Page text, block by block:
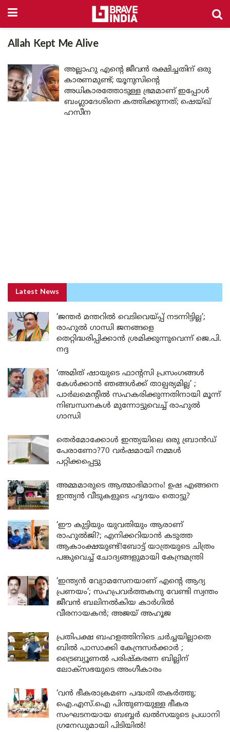
Allah Kept Me Alive
അല്ലാഹു എന്റെ ജീവൻ രക്ഷിച്ചതിന് ഒരു
കാരണമുണ്ട്; യൂനുസിന്റെ
അധികാരത്തോടുള്ള ഭ്രമമാണ് ഇപ്പോൾ
ബംഗ്ലാദേശിനെ കത്തിക്കുന്നത്; ഷെയ്ഖ്
ഹസീന
Latest News
‘ജന്തർ മന്തറിൽ വെടിവെയ്പ്പ് നടന്നിട്ടില്ല’;
രാഹുൽ ഗാന്ധി ജനങ്ങളെ
തെറ്റിദ്ധരിപ്പിക്കാൻ ശ്രമിക്കുന്നുവെന്ന് ജെ.പി.
നദ്ദ
‘അമിത് ഷായുടെ ഫാന്റസി പ്രസംഗങ്ങൾ
കേൾക്കാൻ ഞങ്ങൾക്ക് താല്പര്യമില്ല’ ;
പാർലമെന്റിൽ സഹകരിക്കുന്നതിനായി മൂന്ന്
നിബന്ധനകൾ മുന്നോട്ടുവെച്ച് രാഹുൽ
ഗാന്ധി
തെർമോക്കോൾ ഇന്ത്യയിലെ ഒരു ബ്രാൻഡ്
പേരാണോ?70 വർഷമായി നമ്മൾ
പറ്റിക്കപ്പെട്ടു
അമ്മമാരുടെ ആത്മാഭിമാനം! ഉഷ എങ്ങനെ
ഇന്ത്യൻ വീടുകളുടെ ഹൃദയം തൊട്ടു?
‘ഈ കുട്ടിയും യുവതിയും ആരാണ്
രാഹുൽജി?; എനിക്കറിയാൻ കടുത്ത
ആകാംക്ഷയുണ്ട്!ബോട്ട് യാത്രയുടെ ചിത്രം
പങ്കുവെച്ച് ചോദ്യങ്ങളുമായി കേന്ദ്രമന്ത്രി
‘ഇന്ത്യൻ വ്യോമസേനയാണ് എന്റെ ആദ്യ
പ്രണയം’; സഹപ്രവർത്തകനു വേണ്ടി സ്വന്തം
ജീവൻ ബലിനൽകിയ കാർഗിൽ
വീരനായകൻ; അജയ് അഹൂജ
പ്രതിപക്ഷ ബഹളത്തിനിടെ ചർച്ചയില്ലാതെ
ബിൽ പാസാക്കി കേന്ദ്രസർക്കാർ ;
ട്രൈബ്യൂണൽ പരിഷ്കരണ ബില്ലിന്
ലോക്‌സഭയുടെ അംഗീകാരം
‘വൻ ഭീകരാക്രമണ പദ്ധതി തകർത്തു;
ഐ.എസ്.ഐ പിന്തുണയുള്ള ഭീകര
സംഘടനയായ ബബ്ബർ ഖൽസയുടെ പ്രധാനി
ഗ്രനേഡുമായി പിടിയിൽ!